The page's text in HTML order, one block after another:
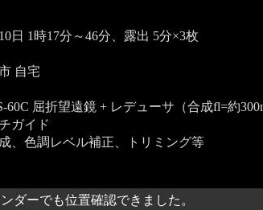
日 1時17分～46分、露出 5分×3枚
自宅
60C 屈折望遠鏡 + レデューサ（合成fl=約
ガイド
、色調レベル補正、トリミング等
ダーでも位置確認できました。